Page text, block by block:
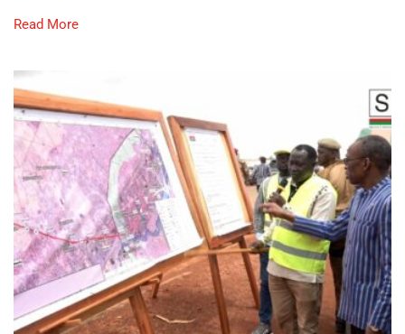
Read More